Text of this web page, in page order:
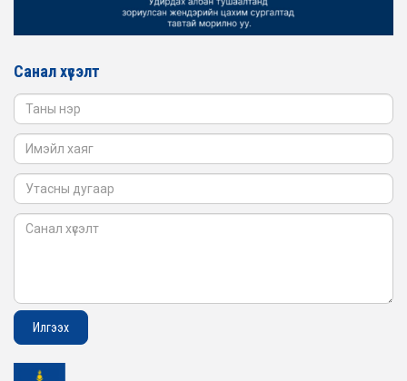
Санал хүсэлт